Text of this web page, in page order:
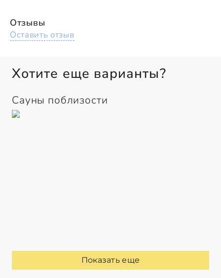
Отзывы
Оставить отзыв
Хотите еще варианты?
Сауны поблизости
Показать еще